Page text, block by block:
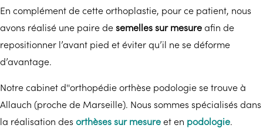
En complément de cette orthoplastie, pour ce patient, nous
avons réalisé une paire desemelles sur mesureafin de
repositionner l’avant pied et éviter qu’il ne se déforme
d’avantage.
Notre cabinet d''orthopédie orthèse podologie se trouve à
Allauch (proche de Marseille). Nous sommes spécialisés dans
la réalisation des orthèses sur mesureet en podologie.